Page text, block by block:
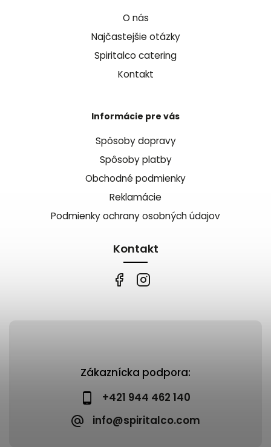
Zákaznícka podpora:
+421 944 462 140
info@spiritalco.com
O nás
Najčastejšie otázky
Spiritalco catering
Kontakt
Informácie pre vás
Spôsoby dopravy
Spôsoby platby
Obchodné podmienky
Reklamácie
Podmienky ochrany osobných údajov
Kontakt